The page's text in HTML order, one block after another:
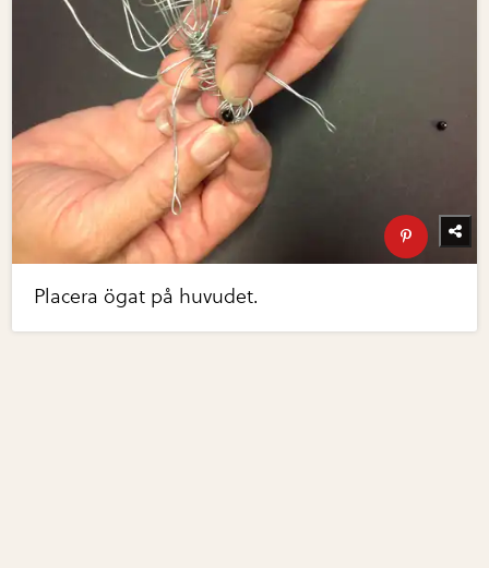
Placera ögat på huvudet.